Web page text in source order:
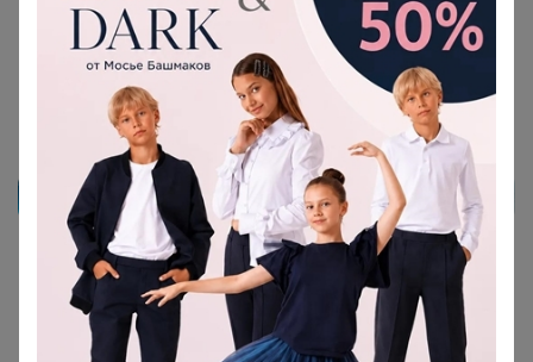
Показаны записи 1-10из 987.
Реклама
Как здесь все устроено?
Как сделать заказ?
РомашкаХ